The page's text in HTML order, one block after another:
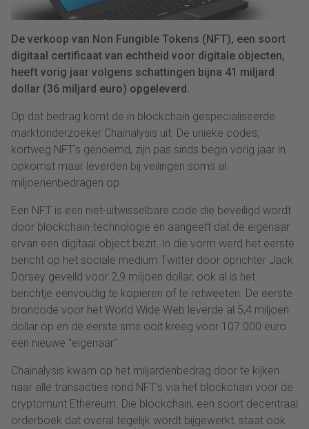
De verkoop van Non Fungible Tokens (NFT), een soort
digitaal certificaat van echtheid voor digitale objecten,
heeft vorig jaar volgens schattingen bijna 41 miljard
dollar (36 miljard euro) opgeleverd.
Op dat bedrag komt de in blockchain gespecialiseerde
marktonderzoeker Chainalysis uit. De unieke codes,
kortweg NFT's genoemd, zijn pas sinds begin vorig jaar in
opkomst maar leverden bij veilingen soms al
miljoenenbedragen op.
Een NFT is een niet-uitwisselbare code die beveiligd wordt
door blockchain-technologie en aangeeft dat de eigenaar
ervan een digitaal object bezit. In die vorm werd het eerste
bericht op het sociale medium Twitter door oprichter Jack
Dorsey geveild voor 2,9 miljoen dollar, ook al is het
berichtje eenvoudig te kopiëren of te retweeten. De eerste
broncode voor het World Wide Web leverde al 5,4 miljoen
dollar op en de eerste sms ooit kreeg voor 107.000 euro
een nieuwe "eigenaar".
Chainalysis kwam op het miljardenbedrag door te kijken
naar alle transacties rond NFT's via het blockchain voor de
cryptomunt Ethereum. Die blockchain, een soort decentraal
orderboek dat overal tegelijk wordt bijgewerkt, staat ook